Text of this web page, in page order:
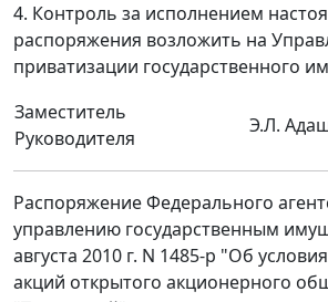
4. Контроль за исполнением
распоряжения возложить на
приватизации государственного
Заместитель
Руководителя
Э.Л.
Распоряжение Федерального
управлению государственным
августа 2010 г. N 1485-р "Об
акций открытого акционерного